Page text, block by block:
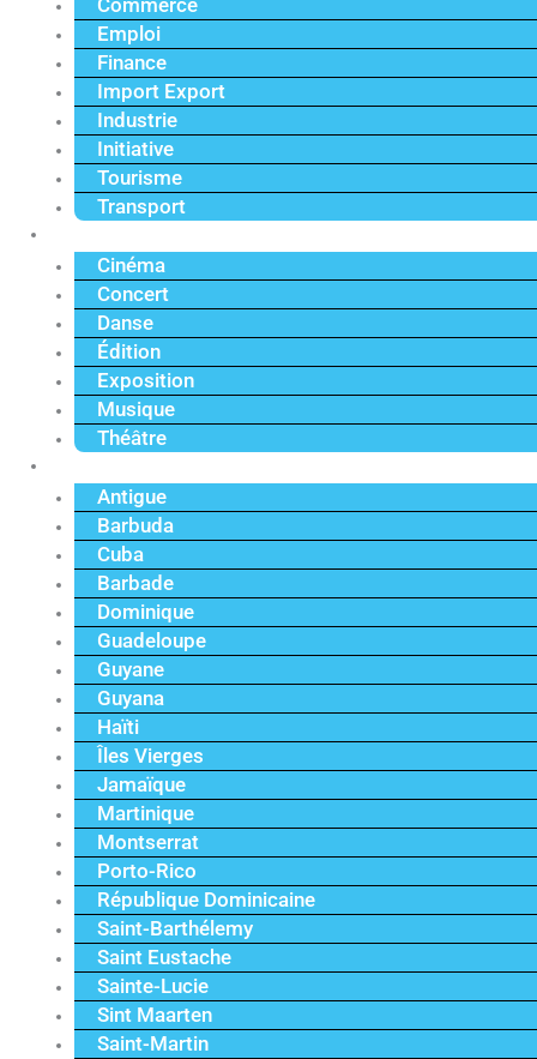
Commerce
Emploi
Finance
Import Export
Industrie
Initiative
Tourisme
Transport
Cinéma
Concert
Danse
Édition
Exposition
Musique
Théâtre
Antigue
Barbuda
Cuba
Barbade
Dominique
Guadeloupe
Guyane
Guyana
Haïti
Îles Vierges
Jamaïque
Martinique
Montserrat
Porto-Rico
République Dominicaine
Saint-Barthélemy
Saint Eustache
Sainte-Lucie
Sint Maarten
Saint-Martin